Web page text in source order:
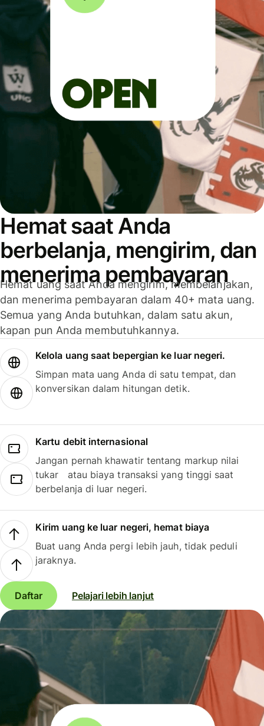
Hemat saat Anda
berbelanja, mengirim, dan
menerima pembayaran
Hemat uang saat Anda mengirim, membelanjakan,
dan menerima pembayaran dalam 40+ mata uang.
Semua yang Anda butuhkan, dalam satu akun,
kapan pun Anda membutuhkannya.
Kelola uang saat bepergian ke luar negeri.
Simpan mata uang Anda di satu tempat, dan
konversikan dalam hitungan detik.
Kartu debit internasional
Jangan pernah khawatir tentang markup nilai
tukar atau biaya transaksi yang tinggi saat
berbelanja di luar negeri.
Kirim uang ke luar negeri, hemat biaya
Buat uang Anda pergi lebih jauh, tidak peduli
jaraknya.
Daftar Pelajari lebih lanjut